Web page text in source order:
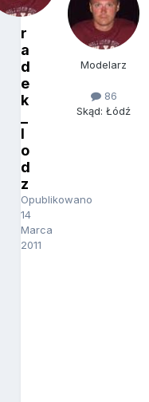
r
a
d
e
k
l
o
d
z
Opublikowano
14
Marca
2011
Modelarz
86
Skąd: Łódź